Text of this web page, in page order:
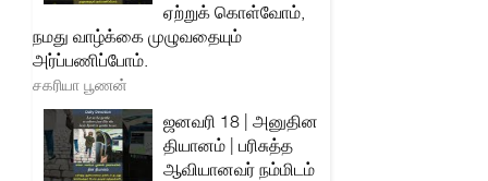
ஏற்றுக் கொள்வோம்,
நமது வாழ்க்கை முழுவதையும்
அர்ப்பணிப்போம்.
சகரியா பூணன்
ஜனவரி 18 | அனுதின
தியானம் | பரிசுத்த
ஆவியானவர் நம்மிடம்